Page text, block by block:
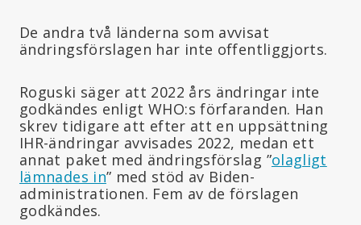
De andra två länderna som avvisat
ändringsförslagen har inte offentliggjorts.
Roguski säger att 2022 års ändringar inte
godkändes enligt WHO:s förfaranden. Han
skrev tidigare att efter att en uppsättning
IHR-ändringar avvisades 2022, medan ett
annat paket med ändringsförslag ”olagligt
lämnades in” med stöd av Biden-
administrationen. Fem av de förslagen
godkändes.